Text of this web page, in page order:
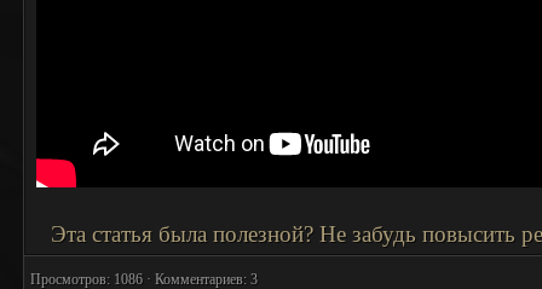
Эта статья была полезной? Не забудь повысить
Просмотров: 1086 · Комментариев: 3